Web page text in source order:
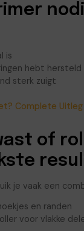
is
hebt hersteld
sterk zuigt
Complete
of
je vaak een
en randen
voor vlakke